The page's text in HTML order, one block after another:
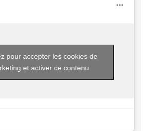
pour accepter les cookies de
et activer ce contenu